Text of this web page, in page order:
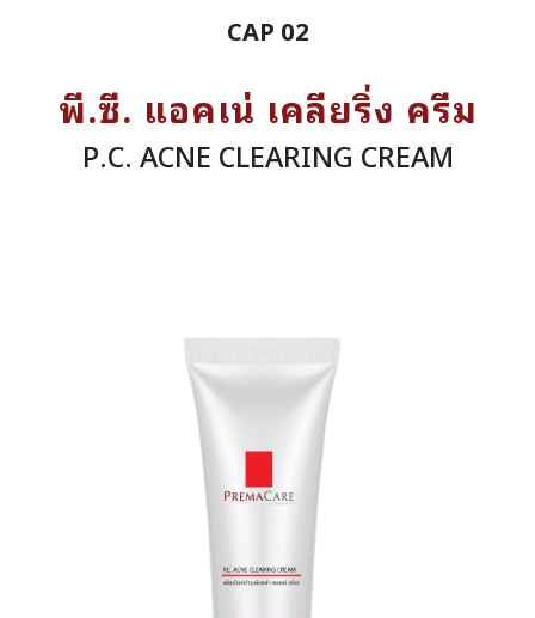
CAP 02
พี.ซี. แอคเน่ เคลียริ่ง ครีม
P.C. ACNE CLEARING CREAM